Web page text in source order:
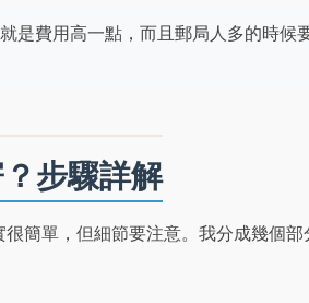
是費用高一點，而且郵局人多的時
步驟詳解
簡單，但細節要注意。我分成幾個部